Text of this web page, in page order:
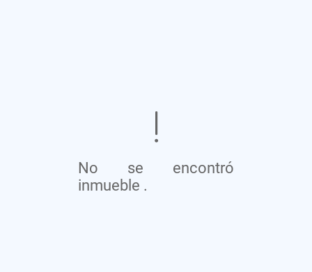
No se encontró
inmueble .